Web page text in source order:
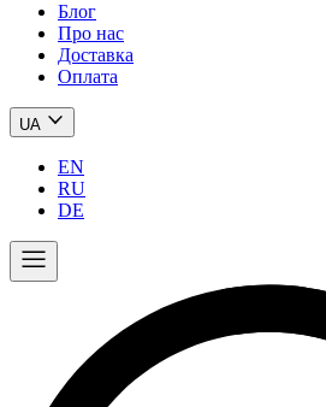
Блог
Про нас
Доставка
Оплата
UA
EN
RU
DE